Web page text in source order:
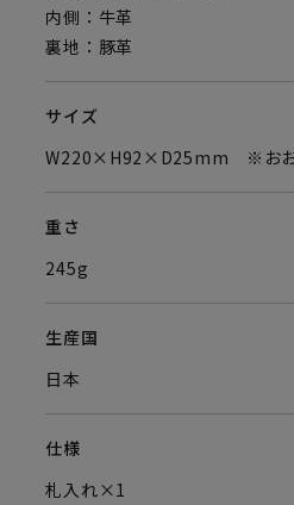
内側：牛革
裏地：豚革
サイズ
W220×H92×D25mm ※おお
重さ
245g
生産国
日本
仕様
札入れ×1